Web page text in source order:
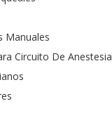
Manuales
Circuito De Anestesia